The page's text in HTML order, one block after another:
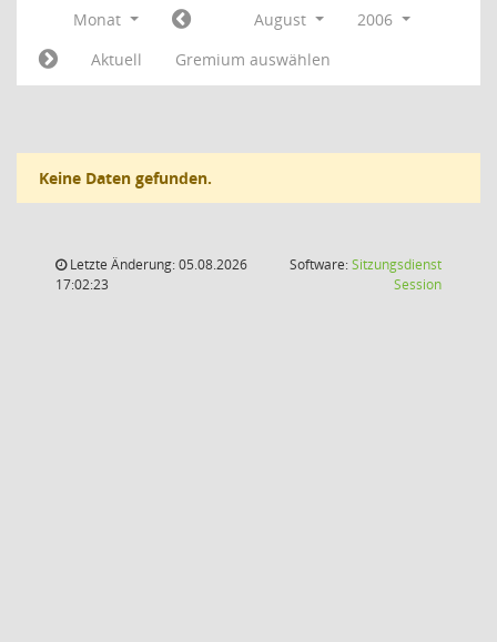
Monat August
2006
Aktuell
Gremium auswählen
Keine Daten gefunden.
Letzte Änderung: 05.08.2026
17:02:23
Software:Sitzungsdienst
Session(Wird in